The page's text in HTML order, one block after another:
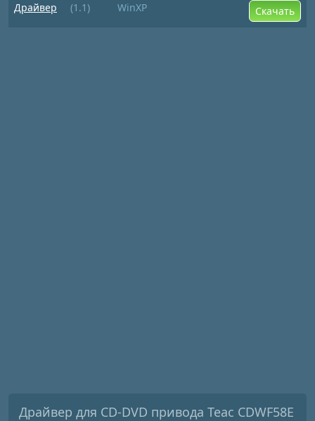
Драйвер (1.1) WinXP Скачать
Драйвер для CD-DVD привода Teac CDWF58E